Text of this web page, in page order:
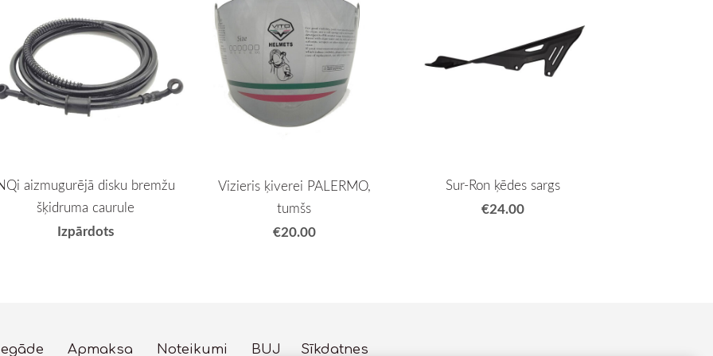
aizmugurējā disku bremžu
šķidruma caurule
Izpārdots
Vizieris ķiverei PALERMO,
tumšs
€20.00
Sur-Ron ķēdes sargs
€24.00
Apmaksa Noteikumi BUJ Sīkdatnes